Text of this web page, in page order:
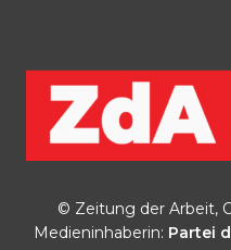
© Zeitung der Arbeit,
Medieninhaberin: Partei